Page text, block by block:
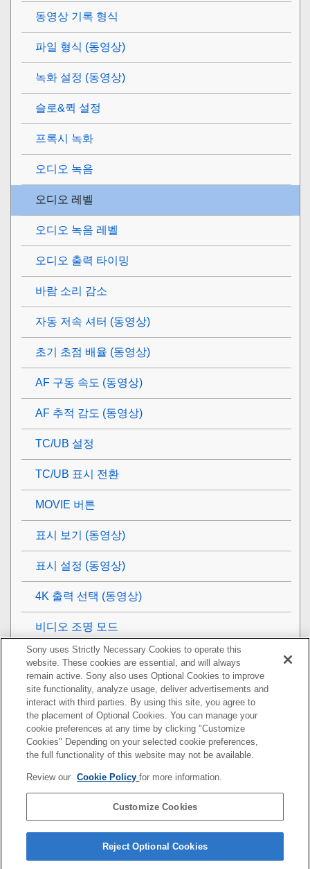
동영상 기록 형식
파일 형식 (동영상)
녹화 설정 (동영상)
슬로&퀵 설정
프록시 녹화
오디오 녹음
오디오 레벨
오디오 녹음 레벨
오디오 출력 타이밍
바람 소리 감소
자동 저속 셔터 (동영상)
초기 초점 배율 (동영상)
AF 구동 속도 (동영상)
AF 추적 감도 (동영상)
TC/UB 설정
TC/UB 표시 전환
MOVIE 버튼
표시 보기 (동영상)
표시 설정 (동영상)
4K 출력 선택 (동영상)
비디오 조명 모드
보기
카메라의 사용자 설정
네트워크 기능 사용하기
컴퓨터 사용하기
MENU 항목 목록
문제가 발생했을 때는
Sony uses Strictly Necessary Cookies to operate this
website. These cookies are essential, and will always
remain active. Sony also uses Optional Cookies to improve
site functionality, analyze usage, deliver advertisements and
interact with third parties. By using this site, you agree to
the placement of Optional Cookies. You can manage your
cookie preferences at any time by clicking "Customize
Cookies" Depending on your selected cookie preferences,
the full functionality of this website may not be available.
Review our Cookie Policyfor more information.
Customize Cookies
Reject Optional Cookies